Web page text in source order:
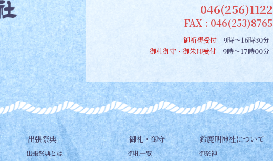
046(256)1122
FAX : 046(253)8765
御祈祷受付 9時～16時30分
御札御守・御朱印受付 9時～17時00分
出張祭典
出張祭典とは
御礼・御守
御札一覧
鈴鹿明神社について
御祭神